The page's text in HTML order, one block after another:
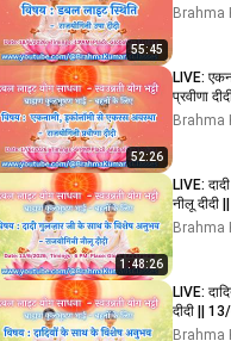
55:45
Brahma
52:26
LIVE:
Brahma
1:48:26
LIVE: दादी
Brahma
LIVE:
Brahma